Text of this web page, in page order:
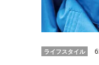
ライフスタイル